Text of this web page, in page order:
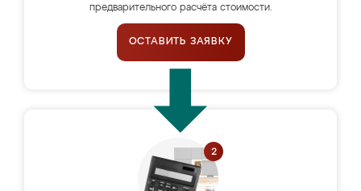
предварительного расчёта стоимости.
ОСТАВИТЬ ЗАЯВКУ